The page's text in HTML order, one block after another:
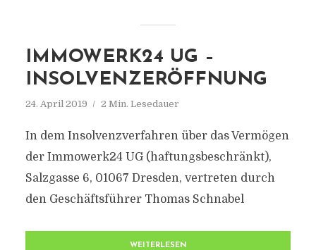
IMMOWERK24 UG –
INSOLVENZERÖFFNUNG
24. April 2019 2 Min. Lesedauer
In dem Insolvenzverfahren über das Vermögen
der Immowerk24 UG (haftungsbeschränkt),
Salzgasse 6, 01067 Dresden, vertreten durch
den Geschäftsführer Thomas Schnabel
WEITERLESEN